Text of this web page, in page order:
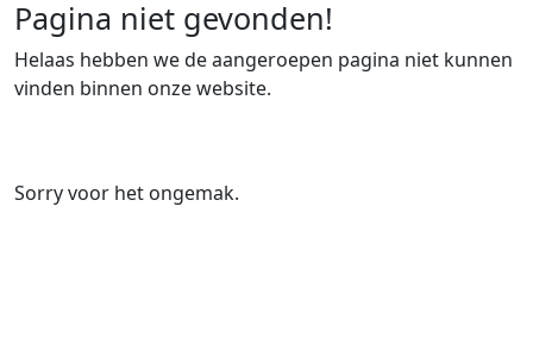
Pagina niet gevonden!
Helaas hebben we de aangeroepen pagina niet kunnen
vinden binnen onze website.
Sorry voor het ongemak.